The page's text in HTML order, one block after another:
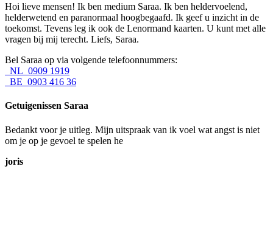
Hoi lieve mensen! Ik ben medium Saraa. Ik ben heldervoelend,
helderwetend en paranormaal hoogbegaafd. Ik geef u inzicht in de
toekomst. Tevens leg ik ook de Lenormand kaarten. U kunt met alle
vragen bij mij terecht. Liefs, Saraa.
Bel Saraa op via volgende telefoonnummers:
NL 0909 1919
BE 0903 416 36
Getuigenissen Saraa
Bedankt voor je uitleg. Mijn uitspraak van ik voel wat angst is niet
om je op je gevoel te spelen he
joris